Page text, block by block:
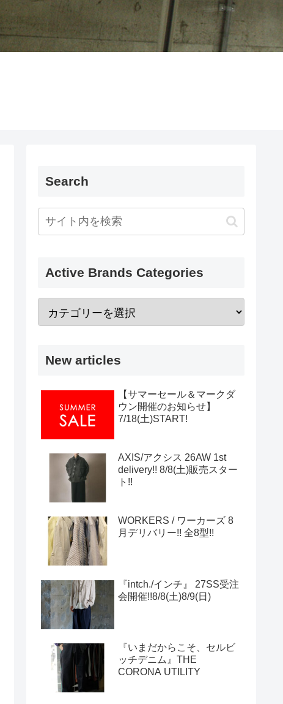
Search
Active Brands Categories
New articles
【サマーセール＆マークダ
ウン開催のお知らせ】
7/18(土)START!
AXIS/アクシス 26AW 1st
delivery!! 8/8(土)販売スター
ト!!
WORKERS / ワーカーズ 8
月デリバリー!! 全8型!!
『intch./インチ』 27SS受注
会開催!!8/8(土)8/9(日)
『いまだからこそ、セルビ
ッチデニム』THE
CORONA UTILITY